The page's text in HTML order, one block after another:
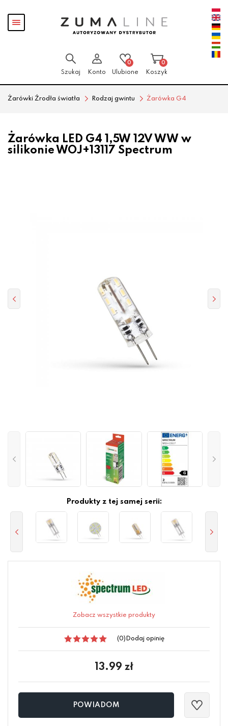
Pokaż
menu
Szukaj Konto
0
Ulubione
0
Koszyk
Żarówki Źrodła światła Rodzaj gwintu Żarówka G4
Żarówka LED G4 1,5W 12V WW w
silikonie WOJ+13117 Spectrum
Produkty z tej samej serii:
Zobacz wszystkie produkty
(0) Dodaj opinię
13.99 zł
POWIADOM